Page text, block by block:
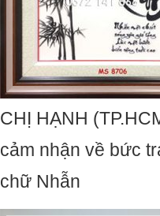
CHỊ HẠNH
cảm nhận về bức
chữ Nhẫn